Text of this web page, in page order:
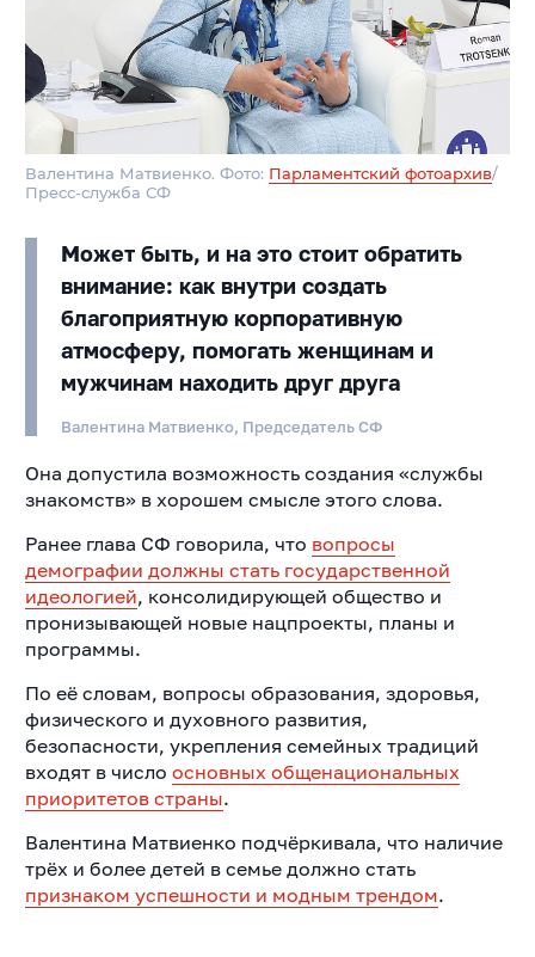
Валентина Матвиенко. Фото: Парламентский фотоархив/
Пресс-служба СФ
Может быть, и на это стоит обратить
внимание: как внутри создать
благоприятную корпоративную
атмосферу, помогать женщинам и
мужчинам находить друг друга
Валентина Матвиенко, Председатель СФ
Она допустила возможность создания «службы
знакомств» в хорошем смысле этого слова.
Ранее глава СФ говорила, что вопросы
демографии должны стать государственной
идеологией, консолидирующей общество и
пронизывающей новые нацпроекты, планы и
программы.
По её словам, вопросы образования, здоровья,
физического и духовного развития,
безопасности, укрепления семейных традиций
входят в число основных общенациональных
приоритетов страны.
Валентина Матвиенко подчёркивала, что наличие
трёх и более детей в семье должно стать
признаком успешности и модным трендом.